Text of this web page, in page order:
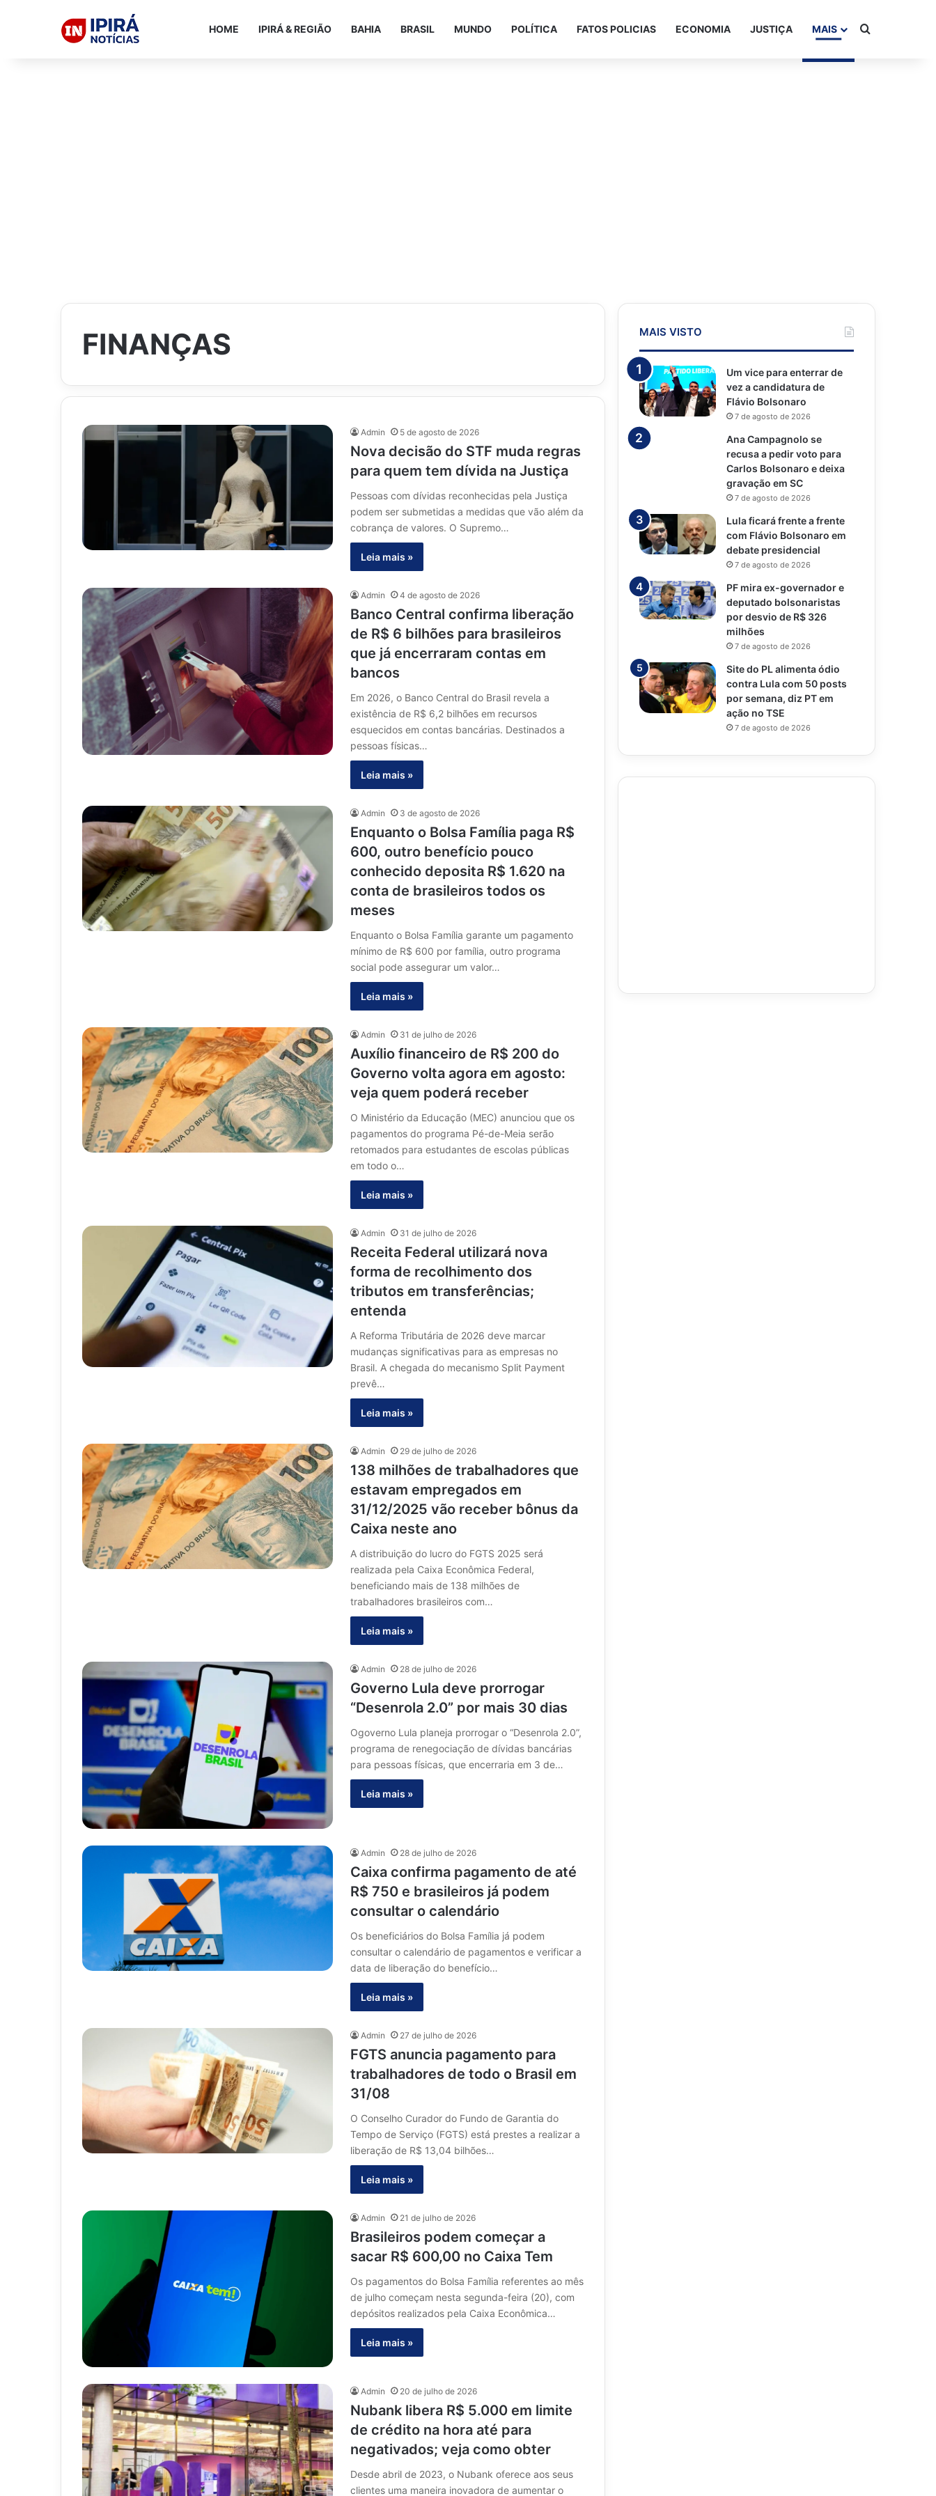
HOME IPIRÁ & REGIÃO BAHIA BRASIL MUNDO POLÍTICA FATOS POLICIAS ECONOMIA JUSTIÇA MAIS Procurar
FINANÇAS
Admin 5 de agosto de 2026
Nova decisão do STF muda regras
para quem tem dívida na Justiça
Pessoas com dívidas reconhecidas pela Justiça
podem ser submetidas a medidas que vão além da
cobrança de valores. O Supremo…
Leia mais »
Admin 4 de agosto de 2026
Banco Central confirma liberação
de R$ 6 bilhões para brasileiros
que já encerraram contas em
bancos
Em 2026, o Banco Central do Brasil revela a
existência de R$ 6,2 bilhões em recursos
esquecidos em contas bancárias. Destinados a
pessoas físicas…
Leia mais »
Admin 3 de agosto de 2026
Enquanto o Bolsa Família paga R$
600, outro benefício pouco
conhecido deposita R$ 1.620 na
conta de brasileiros todos os
meses
Enquanto o Bolsa Família garante um pagamento
mínimo de R$ 600 por família, outro programa
social pode assegurar um valor…
Leia mais »
Admin 31 de julho de 2026
Auxílio financeiro de R$ 200 do
Governo volta agora em agosto:
veja quem poderá receber
O Ministério da Educação (MEC) anunciou que os
pagamentos do programa Pé-de-Meia serão
retomados para estudantes de escolas públicas
em todo o…
Leia mais »
Admin 31 de julho de 2026
Receita Federal utilizará nova
forma de recolhimento dos
tributos em transferências;
entenda
A Reforma Tributária de 2026 deve marcar
mudanças significativas para as empresas no
Brasil. A chegada do mecanismo Split Payment
prevê…
Leia mais »
Admin 29 de julho de 2026
138 milhões de trabalhadores que
estavam empregados em
31/12/2025 vão receber bônus da
Caixa neste ano
A distribuição do lucro do FGTS 2025 será
realizada pela Caixa Econômica Federal,
beneficiando mais de 138 milhões de
trabalhadores brasileiros com…
Leia mais »
Admin 28 de julho de 2026
Governo Lula deve prorrogar
“Desenrola 2.0” por mais 30 dias
Ogoverno Lula planeja prorrogar o “Desenrola 2.0”,
programa de renegociação de dívidas bancárias
para pessoas físicas, que encerraria em 3 de…
Leia mais »
Admin 28 de julho de 2026
Caixa confirma pagamento de até
R$ 750 e brasileiros já podem
consultar o calendário
Os beneficiários do Bolsa Família já podem
consultar o calendário de pagamentos e verificar a
data de liberação do benefício…
Leia mais »
Admin 27 de julho de 2026
FGTS anuncia pagamento para
trabalhadores de todo o Brasil em
31/08
O Conselho Curador do Fundo de Garantia do
Tempo de Serviço (FGTS) está prestes a realizar a
liberação de R$ 13,04 bilhões…
Leia mais »
Admin 21 de julho de 2026
Brasileiros podem começar a
sacar R$ 600,00 no Caixa Tem
Os pagamentos do Bolsa Família referentes ao mês
de julho começam nesta segunda-feira (20), com
depósitos realizados pela Caixa Econômica…
Leia mais »
Admin 20 de julho de 2026
Nubank libera R$ 5.000 em limite
de crédito na hora até para
negativados; veja como obter
Desde abril de 2023, o Nubank oferece aos seus
clientes uma maneira inovadora de aumentar o
MAIS VISTO
Um vice para enterrar de
vez a candidatura de
Flávio Bolsonaro
7 de agosto de 2026
Ana Campagnolo se
recusa a pedir voto para
Carlos Bolsonaro e deixa
gravação em SC
7 de agosto de 2026
Lula ficará frente a frente
com Flávio Bolsonaro em
debate presidencial
7 de agosto de 2026
PF mira ex-governador e
deputado bolsonaristas
por desvio de R$ 326
milhões
7 de agosto de 2026
Site do PL alimenta ódio
contra Lula com 50 posts
por semana, diz PT em
ação no TSE
7 de agosto de 2026